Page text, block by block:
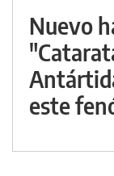
Nuevo
este